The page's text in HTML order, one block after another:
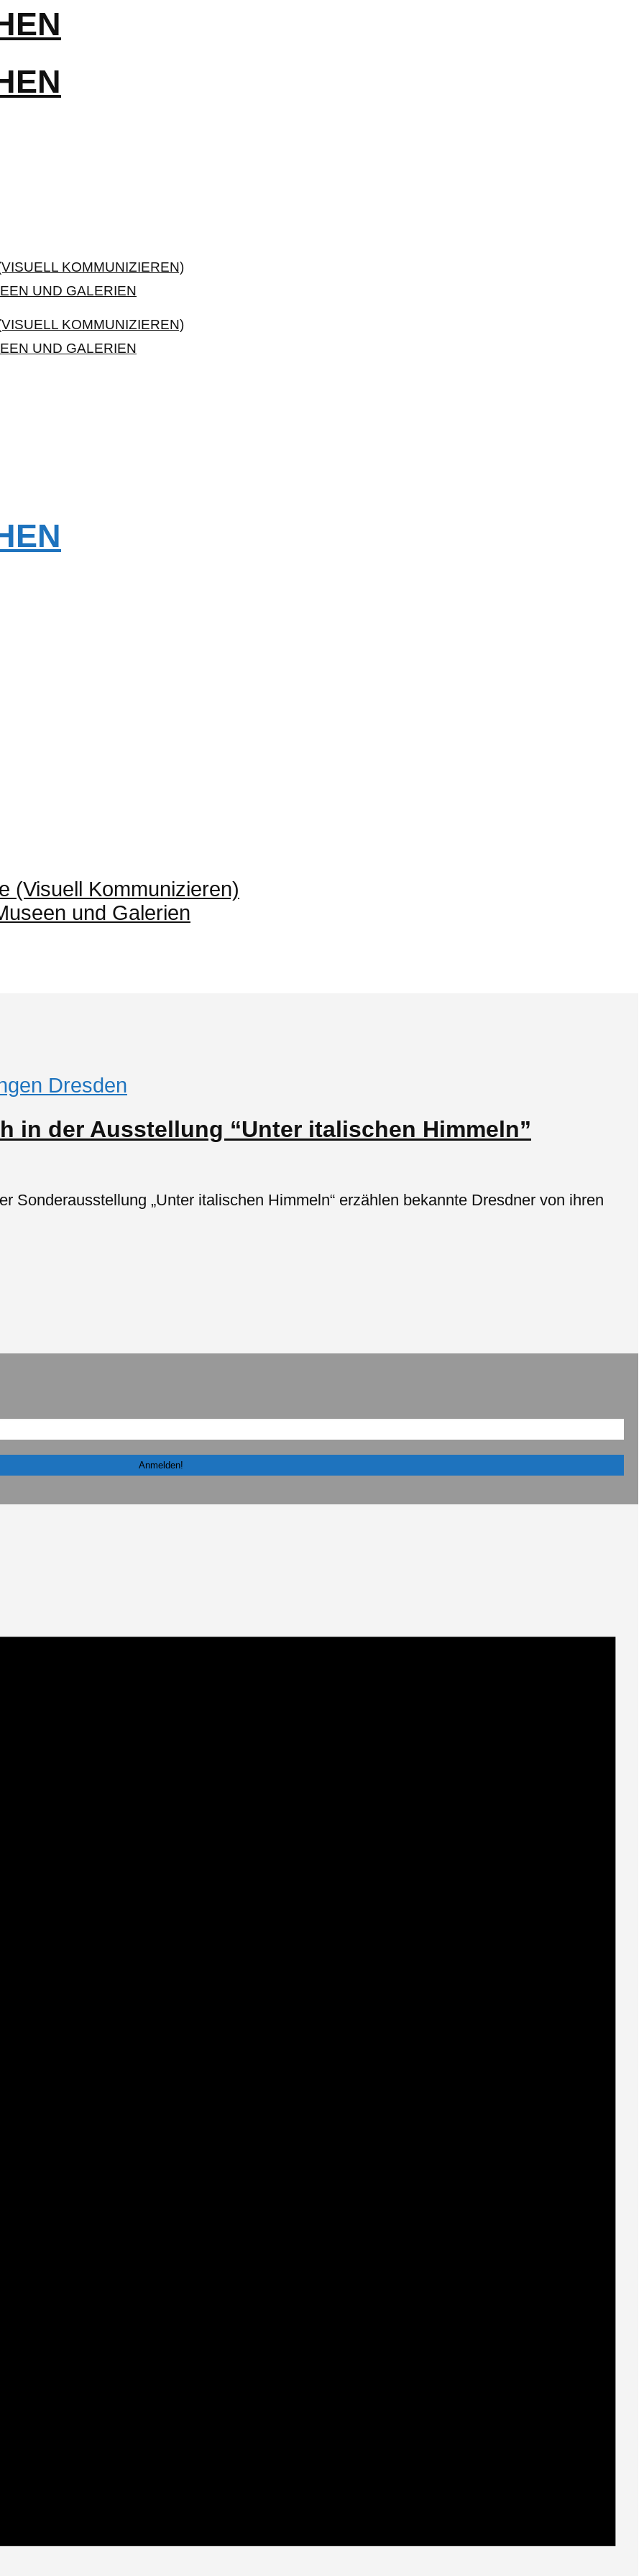
KOMMUNIZIEREN)
UND GALERIEN
KOMMUNIZIEREN)
UND GALERIEN
(Visuell Kommunizieren)
und Galerien
Dresden
in der Ausstellung “Unter italischen Himmeln”
Sonderausstellung „Unter italischen Himmeln“ erzählen bekannte Dresdner von ihren